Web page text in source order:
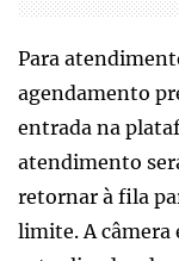
Para
agendamento
entrada na
atendimento
retornar à fila
limite. A câmera